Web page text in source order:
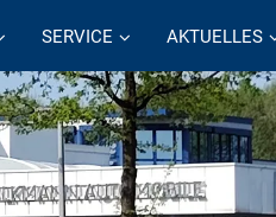
SERVICE AKTUELLES